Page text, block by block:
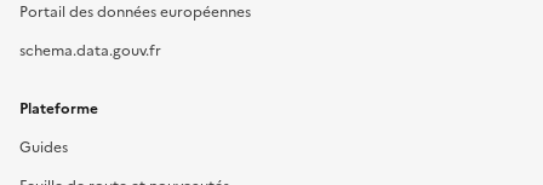
Portail des données européennes
schema.data.gouv.fr
Plateforme
Guides